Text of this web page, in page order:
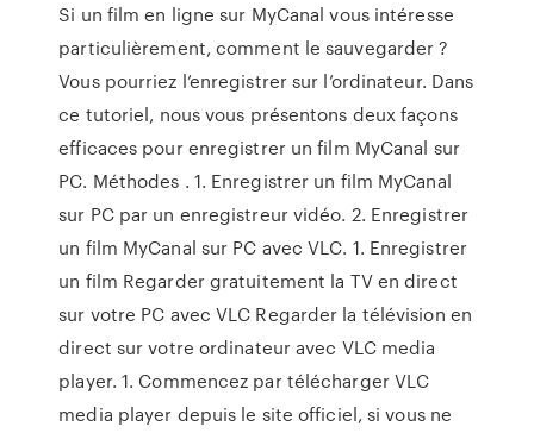
Si un film en ligne sur MyCanal vous intéresse
particulièrement, comment le sauvegarder ?
Vous pourriez l’enregistrer sur l’ordinateur. Dans
ce tutoriel, nous vous présentons deux façons
efficaces pour enregistrer un film MyCanal sur
PC. Méthodes . 1. Enregistrer un film MyCanal
sur PC par un enregistreur vidéo. 2. Enregistrer
un film MyCanal sur PC avec VLC. 1. Enregistrer
un film Regarder gratuitement la TV en direct
sur votre PC avec VLC Regarder la télévision en
direct sur votre ordinateur avec VLC media
player. 1. Commencez par télécharger VLC
media player depuis le site officiel, si vous ne